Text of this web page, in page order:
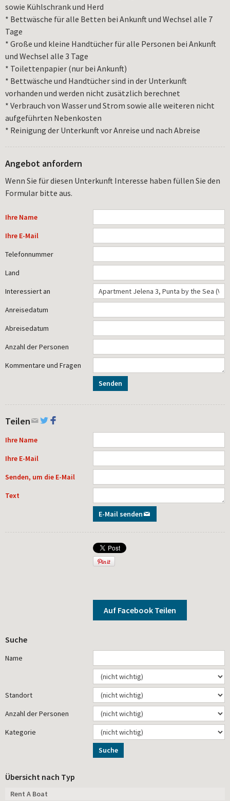
sowie Kühlschrank und Herd
* Bettwäsche für alle Betten bei Ankunft und Wechsel alle 7
Tage
* Große und kleine Handtücher für alle Personen bei Ankunft
und Wechsel alle 3 Tage
* Toilettenpapier (nur bei Ankunft)
* Bettwäsche und Handtücher sind in der Unterkunft
vorhanden und werden nicht zusätzlich berechnet
* Verbrauch von Wasser und Strom sowie alle weiteren nicht
aufgeführten Nebenkosten
* Reinigung der Unterkunft vor Anreise und nach Abreise
Angebot anfordern
Wenn Sie für diesen Unterkunft Interesse haben füllen Sie den
Formular bitte aus.
Ihre Name
Ihre E-Mail
Telefonnummer
Land
Interessiert an
Anreisedatum
Abreisedatum
Anzahl der Personen
Kommentare und Fragen
Senden
Teilen
Ihre Name
Ihre E-Mail
Senden, um die E-Mail
Text
E-Mail senden
Auf Facebook Teilen
Suche
Name
Standort
Anzahl der Personen
Kategorie
Suche
Übersicht nach Typ
Rent A Boat